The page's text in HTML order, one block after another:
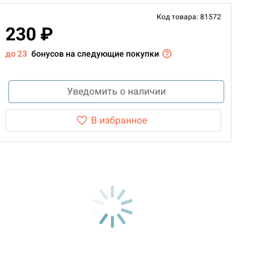
Код товара: 81572
230 ₽
до 23 бонусов на следующие покупки
Уведомить о наличии
В избранное